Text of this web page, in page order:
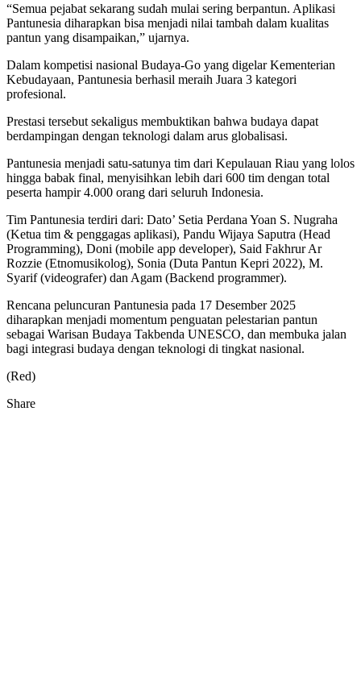
“Semua pejabat sekarang sudah mulai sering berpantun. Aplikasi
Pantunesia diharapkan bisa menjadi nilai tambah dalam kualitas
pantun yang disampaikan,” ujarnya.
Dalam kompetisi nasional Budaya-Go yang digelar Kementerian
Kebudayaan, Pantunesia berhasil meraih Juara 3 kategori
profesional.
Prestasi tersebut sekaligus membuktikan bahwa budaya dapat
berdampingan dengan teknologi dalam arus globalisasi.
Pantunesia menjadi satu-satunya tim dari Kepulauan Riau yang lolos
hingga babak final, menyisihkan lebih dari 600 tim dengan total
peserta hampir 4.000 orang dari seluruh Indonesia.
Tim Pantunesia terdiri dari: Dato’ Setia Perdana Yoan S. Nugraha
(Ketua tim & penggagas aplikasi), Pandu Wijaya Saputra (Head
Programming), Doni (mobile app developer), Said Fakhrur Ar
Rozzie (Etnomusikolog), Sonia (Duta Pantun Kepri 2022), M.
Syarif (videografer) dan Agam (Backend programmer).
Rencana peluncuran Pantunesia pada 17 Desember 2025
diharapkan menjadi momentum penguatan pelestarian pantun
sebagai Warisan Budaya Takbenda UNESCO, dan membuka jalan
bagi integrasi budaya dengan teknologi di tingkat nasional.
(Red)
Share